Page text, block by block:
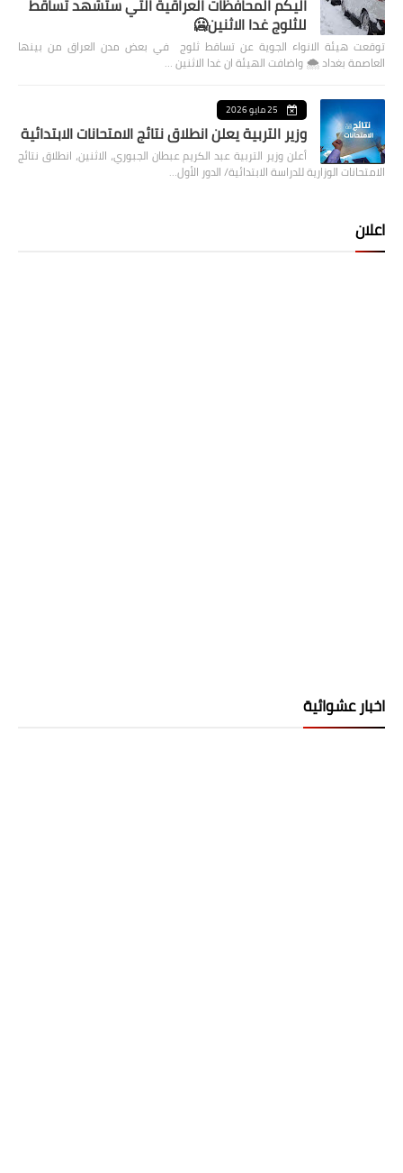
للثلوج غدا الاثنين🥶
توقعت هيئة الانواء الجوية عن تساقط ثلوج في بعض مدن العراق من بينها
العاصمة بغداد ⁦🌨️⁩ واضافت الهيئة ان غدا الاثنين …
25 مايو 2026
وزير التربية يعلن انطلاق نتائج الامتحانات الابتدائية
أعلن وزير التربية عبد الكريم عبطان الجبوري، الاثنين، انطلاق نتائج
الامتحانات الوزارية للدراسة الابتدائية/ الدور الأول…
اعلان
اخبار عشوائية